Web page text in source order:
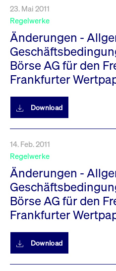
23. Mai 2011
Regelwerke
Änderungen -
Börse AG für den
Frankfurter
Download
14. Feb. 2011
Regelwerke
Änderungen -
Börse AG für den
Frankfurter
Download